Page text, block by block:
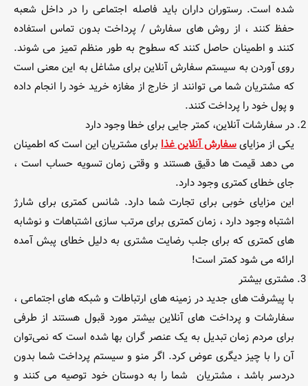
شده است. رستوران داران باید فاصله اجتماعی را در داخل شعبه
حفظ کنند ، از روش های سفارش / پرداخت بدون تماس استفاده
کنند و اطمینان حاصل کنند که سطوح به طور منظم تمیز می شوند.
روی آوردن به سیستم سفارش آنلاین برای مشاغل به این معنی است
که مشتریان شما می توانند از خارج از مغازه خرید خود را انجام داده
و پول خود را پرداخت کنند.
در سفارشات آنلاین، کمتر جایی برای خطا وجود دارد
یکی از مزایایسفارش آنلاین غذا برای مشتریان این است که اطمینان
می دهد قیمت ها دقیق هستند و وقتی زمان تسویه حساب است ،
جای خطای کمتری وجود دارد.
این مزایای خوبی برای تجارت شما دارد. شانس کمتری برای شارژ
اشتباه وجود دارد ، زمان کمتری برای مرتب سازی اشتباهات و نوشابه
های کمتری که برای جلب رضایت مشتری به دلیل خطای پبش آمده
ارائه می شود کمتر است!
مشتری بیشتر
با پیشرفت های جدید در زمینه های ارتباطات و شبکه های اجتماعی ،
سفارشات و پرداخت های آنلاین بیشتر مورد قبول هستند از طرفی
برای مردم زمان تبدیل به یک عنصر گران بها شده است که نمی‌توان
آن را با چیز دیگری عوض کرد. اگر منو و سیستم پرداخت شما بدون
دردسر باشد ، مشتریان شما را به دوستان خود توصیه می کنند و